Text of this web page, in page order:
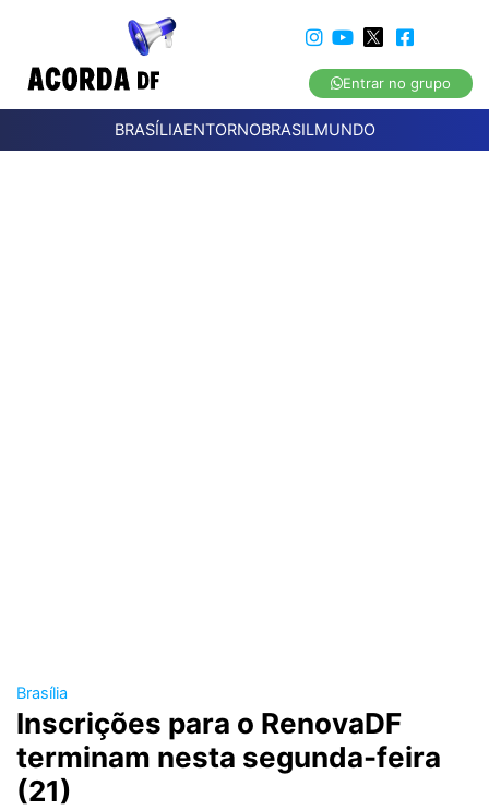
Entrar no grupo
BRASÍLIAENTORNOBRASILMUNDO
Brasília
Inscrições para o RenovaDF
terminam nesta segunda-feira
(21)